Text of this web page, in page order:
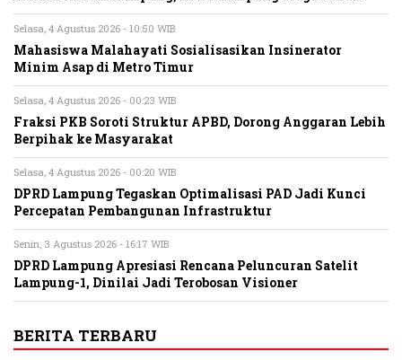
Selasa, 4 Agustus 2026 - 10:50 WIB
Mahasiswa Malahayati Sosialisasikan Insinerator
Minim Asap di Metro Timur
Selasa, 4 Agustus 2026 - 00:23 WIB
Fraksi PKB Soroti Struktur APBD, Dorong Anggaran Lebih
Berpihak ke Masyarakat
Selasa, 4 Agustus 2026 - 00:20 WIB
DPRD Lampung Tegaskan Optimalisasi PAD Jadi Kunci
Percepatan Pembangunan Infrastruktur
Senin, 3 Agustus 2026 - 16:17 WIB
DPRD Lampung Apresiasi Rencana Peluncuran Satelit
Lampung-1, Dinilai Jadi Terobosan Visioner
BERITA TERBARU